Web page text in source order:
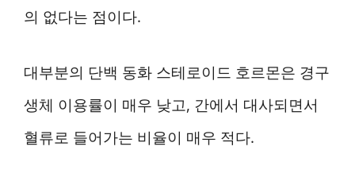
의 없다는 점이다.
대부분의 단백 동화 스테로이드 호르몬은 경구
생체 이용률이 매우 낮고, 간에서 대사되면서
혈류로 들어가는 비율이 매우 적다.